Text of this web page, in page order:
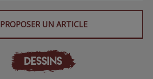
PROPOSER UN ARTICLE
DESSINS